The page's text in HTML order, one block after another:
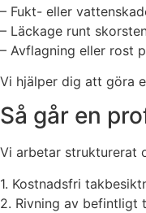
– Fukt- eller
– Läckage runt
– Avflagning eller rost
Vi hjälper dig att göra
Så går en
Vi arbetar strukturerat
1. Kostnadsfri
2. Rivning av befintligt